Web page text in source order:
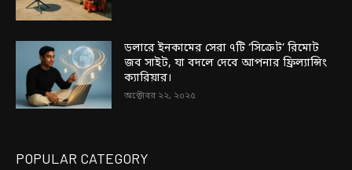
ডলারে ইনকামের সেরা ৭টি ‘সিক্রেট’ রিমোট
জব সাইট, যা বদলে দেবে আপনার ফ্রিল্যান্সিং
ক্যারিয়ার।
অক্টোবর ২২, ২০২৫
POPULAR CATEGORY